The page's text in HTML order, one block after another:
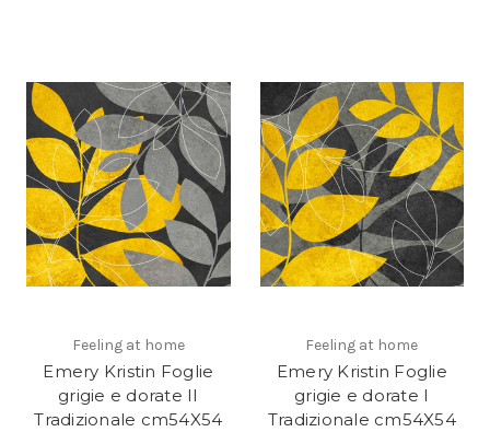
Feeling at home
Emery Kristin Foglie
grigie e dorate II
Tradizionale cm54X54
Feeling at home
Emery Kristin Foglie
grigie e dorate I
Tradizionale cm54X54